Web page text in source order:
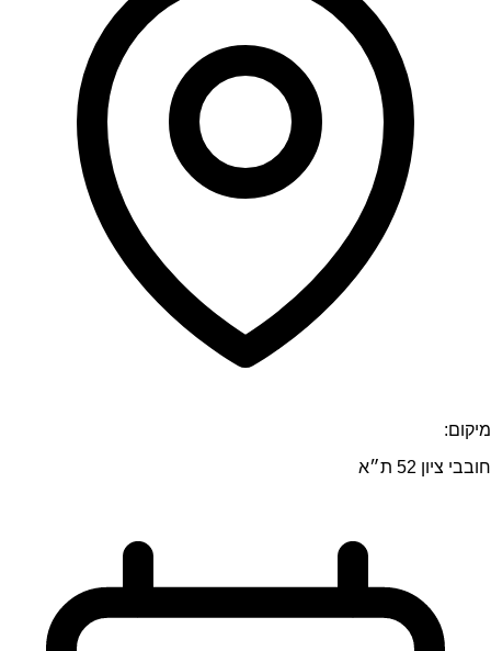
מיקום:
חובבי ציון 52 ת״א